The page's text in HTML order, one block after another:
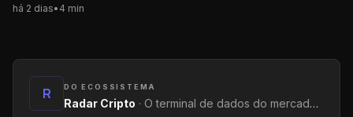
há 2 dias• 4 min
R DO ECOSSISTEMA
Radar Cripto · O terminal de dados do mercado: métricas on-chain, yields, captações e tendências.